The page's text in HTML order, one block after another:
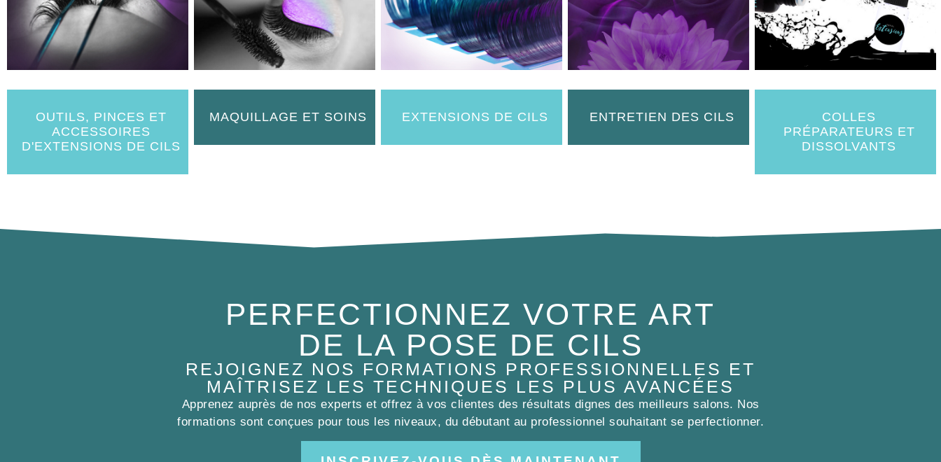
OUTILS, PINCES ET
ACCESSOIRES
D'EXTENSIONS DE CILS
MAQUILLAGE ET SOINS EXTENSIONS DE CILS ENTRETIEN DES CILS
COLLES
PRÉPARATEURS ET
DISSOLVANTS
PERFECTIONNEZ VOTRE ART
DE LA POSE DE CILS
REJOIGNEZ NOS FORMATIONS PROFESSIONNELLES ET
MAÎTRISEZ LES TECHNIQUES LES PLUS AVANCÉES
Apprenez auprès de nos experts et offrez à vos clientes des résultats dignes des meilleurs salons. Nos
formations sont conçues pour tous les niveaux, du débutant au professionnel souhaitant se perfectionner.